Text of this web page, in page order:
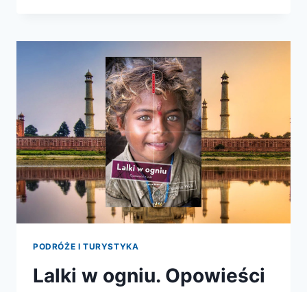
ODKRYWALI
ŚWIAT
PODRÓŻE I TURYSTYKA
Lalki w ogniu. Opowieści